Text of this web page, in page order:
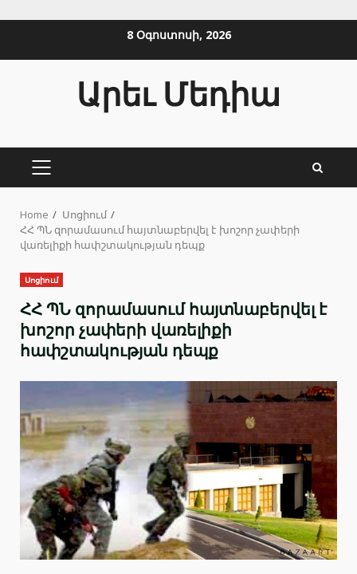
8 Օգոստոսի, 2026
Արեւ Մեդիա
PRIMARY
Home
Սոցիում
ՀՀ ՊՆ զորամասում հայտնաբերվել է խոշոր չափերի
վառելիքի հափշտակության դեպք
Սոցիում
ՀՀ ՊՆ զորամասում հայտնաբերվել է
խոշոր չափերի վառելիքի
հափշտակության դեպք